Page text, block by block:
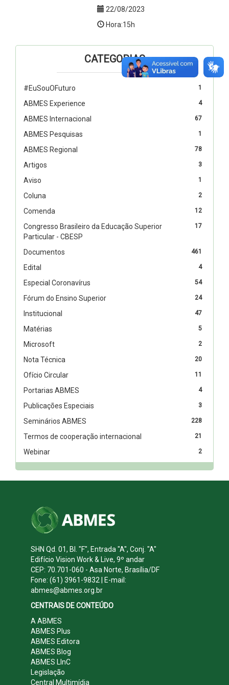
22/08/2023
Hora:15h
CATEGORIAS
1
#EuSouOFuturo
4
ABMES Experience
67
ABMES Internacional
1
ABMES Pesquisas
78
ABMES Regional
3
Artigos
1
Aviso
2
Coluna
12
Comenda
17
Congresso Brasileiro da Educação Superior
Particular - CBESP
461
Documentos
4
Edital
54
Especial Coronavírus
24
Fórum do Ensino Superior
47
Institucional
5
Matérias
2
Microsoft
20
Nota Técnica
11
Ofício Circular
4
Portarias ABMES
3
Publicações Especiais
228
Seminários ABMES
21
Termos de cooperação internacional
2
Webinar
SHN Qd. 01, Bl. "F", Entrada "A", Conj. "A"
Edifício Vision Work & Live, 9º andar
CEP: 70.701-060 - Asa Norte, Brasília/DF
Fone: (61) 3961-9832 | E-mail:
abmes@abmes.org.br
CENTRAIS DE CONTEÚDO
A ABMES
ABMES Plus
ABMES Editora
ABMES Blog
ABMES LInC
Legislação
Central Multimídia